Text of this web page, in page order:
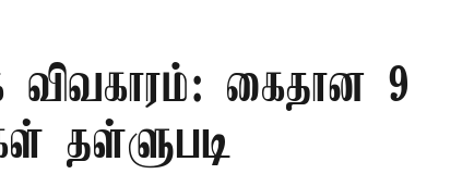
கைதான 9
தள்ளுபடி